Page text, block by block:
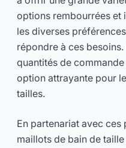
options rembourrées et
les diverses
répondre à ces
quantités de
option attrayante pour
tailles.
En partenariat avec
maillots de bain de